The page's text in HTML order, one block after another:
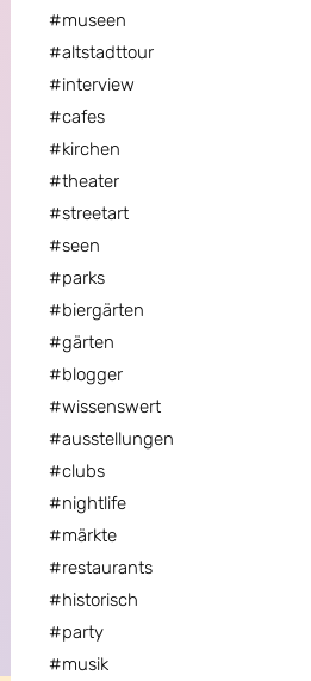
#museen
#altstadttour
#interview
#cafes
#kirchen
#theater
#streetart
#seen
#parks
#biergärten
#gärten
#blogger
#wissenswert
#ausstellungen
#clubs
#nightlife
#märkte
#restaurants
#historisch
#party
#musik